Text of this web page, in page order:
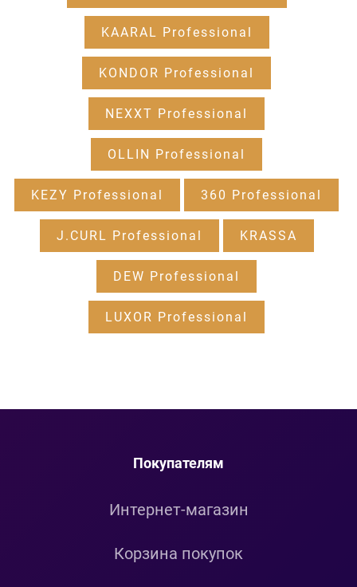
KAARAL Professional
KONDOR Professional
NEXXT Professional
OLLIN Professional
KEZY Professional 360 Professional
J.CURL Professional KRASSA
DEW Professional
LUXOR Professional
Покупателям
Интернет-магазин
Корзина покупок